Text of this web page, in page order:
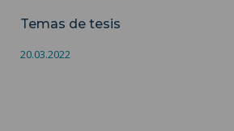
Temas de tesis
20.03.2022